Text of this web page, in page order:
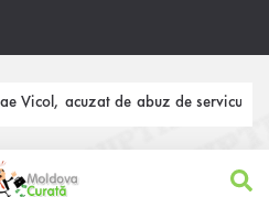
de abuz de servicu, a fost achitat și